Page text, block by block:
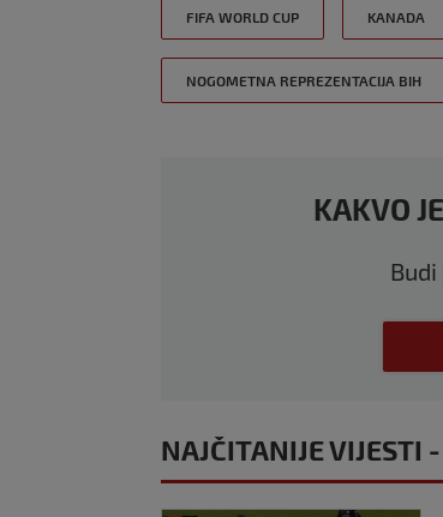
FIFA WORLD CUP KANADA
NOGOMETNA REPREZENTACIJA BIH
KAKVO
NAJČITANIJE VIJESTI